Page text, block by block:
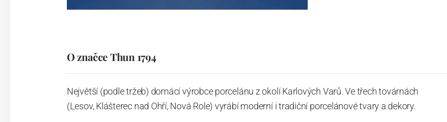
O značce Thun 1794
Největší (podle tržeb) domácí výrobce porcelánu z okolí Karlových Varů. Ve třech továrnách
(Lesov, Klášterec nad Ohří, Nová Role) vyrábí moderní i tradiční porcelánové tvary a dekory.